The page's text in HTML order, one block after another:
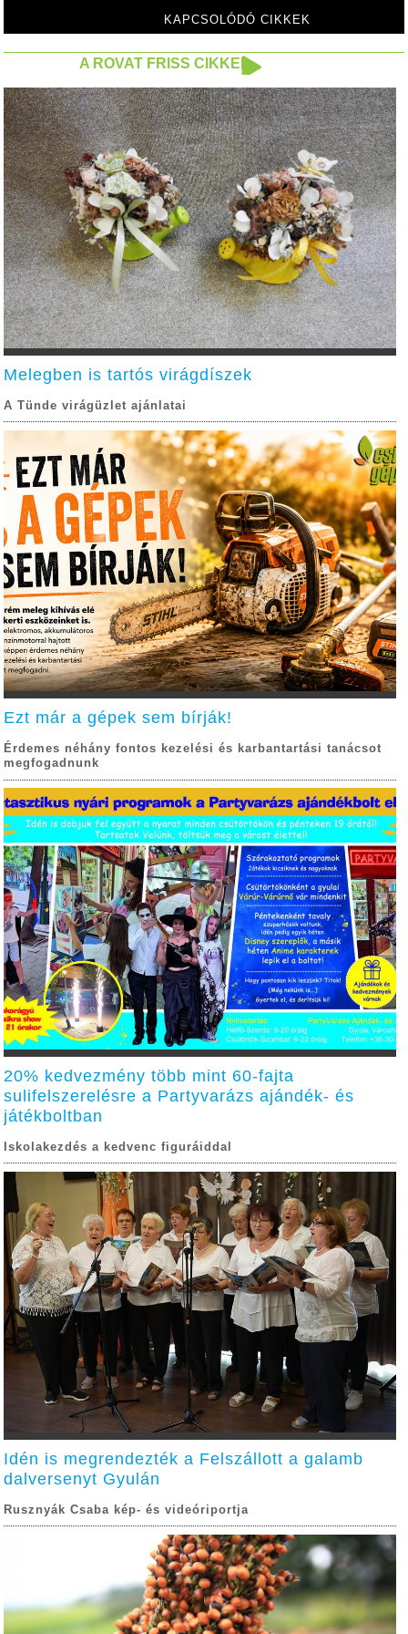
KAPCSOLÓDÓ CIKKEK
A ROVAT FRISS CIKKEI
Melegben is tartós virágdíszek
A Tünde virágüzlet ajánlatai
Ezt már a gépek sem bírják!
Érdemes néhány fontos kezelési és karbantartási tanácsot
megfogadnunk
20% kedvezmény több mint 60-fajta
sulifelszerelésre a Partyvarázs ajándék- és
játékboltban
Iskolakezdés a kedvenc figuráiddal
Idén is megrendezték a Felszállott a galamb
dalversenyt Gyulán
Rusznyák Csaba kép- és videóriportja